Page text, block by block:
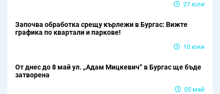
27 юли
Започва обработка срещу кърлежи в Бургас: Вижте
графика по квартали и паркове!
10 юни
От днес до 8 май ул. „Адам Мицкевич“ в Бургас ще бъде
затворена
05 май